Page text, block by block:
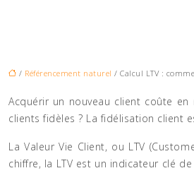
/ Référencement naturel / Calcul LTV :
Acquérir un nouveau client coûte
clients fidèles ? La fidélisation client
La Valeur Vie Client, ou LTV
chiffre, la LTV est un indicateur clé